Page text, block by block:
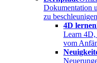
Dokumentation
zu
4D lernen
Learn 4D,
vom